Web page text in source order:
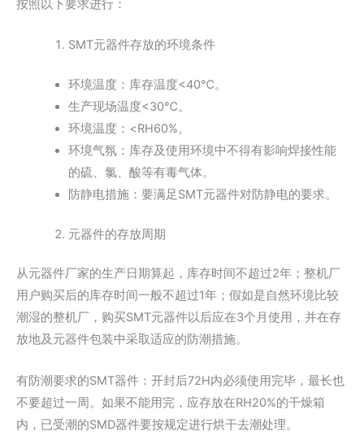
按照以下要求进行：
SMT元器件存放的环境条件
环境温度：库存温度<40℃。
生产现场温度<30℃。
环境温度：<RH60%。
环境气氛：库存及使用环境中不得有影响焊接性能
的硫、氯、酸等有毒气体。
防静电措施：要满足SMT元器件对防静电的要求。
元器件的存放周期
从元器件厂家的生产日期算起，库存时间不超过2年；整机厂
用户购买后的库存时间一般不超过1年；假如是自然环境比较
潮湿的整机厂，购买SMT元器件以后应在3个月使用，并在存
放地及元器件包装中采取适应的防潮措施。
有防潮要求的SMT器件：开封后72H内必须使用完毕，最长也
不要超过一周。如果不能用完，应存放在RH20%的干燥箱
内，已受潮的SMD器件要按规定进行烘干去潮处理。